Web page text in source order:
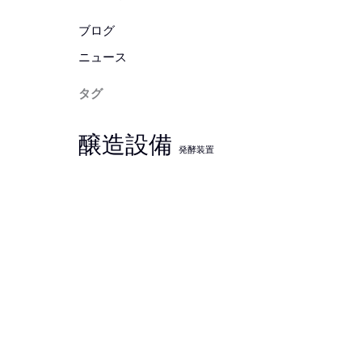
ブログ
ニュース
タグ
醸造設備 発酵装置